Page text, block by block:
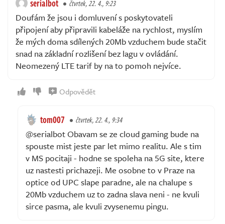
serialbot čtvrtek, 22. 4., 9:23
Doufám že jsou i domluvení s poskytovateli
připojení aby připravili kabeláže na rychlost, myslím
že mých doma sdílených 20Mb vzduchem bude stačit
snad na základní rozlišení bez lagu v ovládání.
Neomezený LTE tarif by na to pomoh nejvíce.
Odpovědět
tom007 čtvrtek, 22. 4., 9:34
@serialbot Obavam se ze cloud gaming bude na
spouste mist jeste par let mimo realitu. Ale s tim
v MS pocitaji - hodne se spoleha na 5G site, ktere
uz nastesti prichazeji. Me osobne to v Praze na
optice od UPC slape paradne, ale na chalupe s
20Mb vzduchem uz to zadna slava neni - ne kvuli
sirce pasma, ale kvuli zvysenemu pingu.